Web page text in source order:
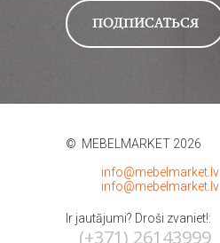
© MEBELMARKET 2026
info@mebelmarket.lv
info@mebelmarket.lv
Ir jautājumi? Droši zvaniet!:
(+371) 26143999